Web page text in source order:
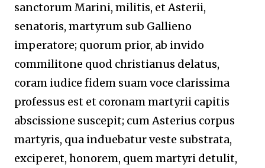
sanctorum Marini, militis, et Asterii,
senatoris, martyrum sub Gallieno
imperatore; quorum prior, ab invido
commilitone quod christianus delatus,
coram iudice fidem suam voce clarissima
professus est et coronam martyrii capitis
abscissione suscepit; cum Asterius corpus
martyris, qua induebatur veste substrata,
exciperet, honorem, quem martyri detulit,